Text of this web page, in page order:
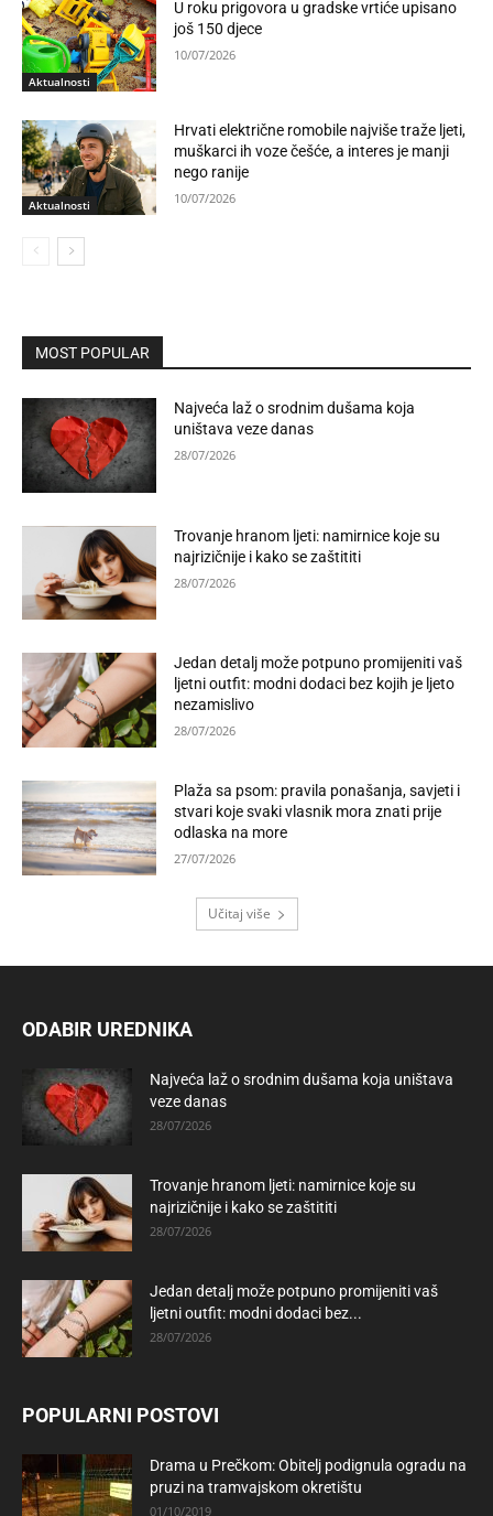
Aktualnosti
U roku prigovora u gradske vrtiće upisano
još 150 djece
10/07/2026
Aktualnosti
Hrvati električne romobile najviše traže ljeti,
muškarci ih voze češće, a interes je manji
nego ranije
10/07/2026
MOST POPULAR
Najveća laž o srodnim dušama koja
uništava veze danas
28/07/2026
Trovanje hranom ljeti: namirnice koje su
najrizičnije i kako se zaštititi
28/07/2026
Jedan detalj može potpuno promijeniti vaš
ljetni outfit: modni dodaci bez kojih je ljeto
nezamislivo
28/07/2026
Plaža sa psom: pravila ponašanja, savjeti i
stvari koje svaki vlasnik mora znati prije
odlaska na more
27/07/2026
Učitaj više
ODABIR UREDNIKA
Najveća laž o srodnim dušama koja uništava
veze danas
28/07/2026
Trovanje hranom ljeti: namirnice koje su
najrizičnije i kako se zaštititi
28/07/2026
Jedan detalj može potpuno promijeniti vaš
ljetni outfit: modni dodaci bez...
28/07/2026
POPULARNI POSTOVI
Drama u Prečkom: Obitelj podignula ogradu na
pruzi na tramvajskom okretištu
01/10/2019